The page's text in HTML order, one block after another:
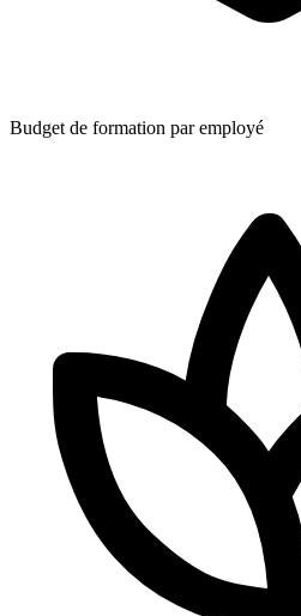
Budget de formation par employé